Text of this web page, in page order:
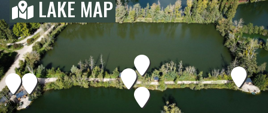
LAKE MAP